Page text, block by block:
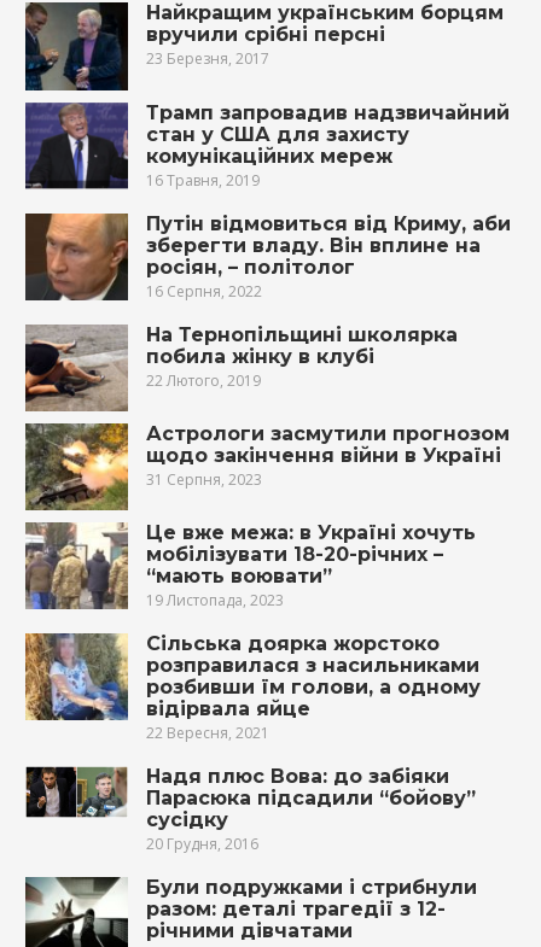
Найкращим українським борцям
вручили срібні персні
23 Березня, 2017
Трамп запровадив надзвичайний
стан у США для захисту
комунікаційних мереж
16 Травня, 2019
Путін відмовиться від Криму, аби
зберегти владу. Він вплине на
росіян, – політолог
16 Серпня, 2022
На Тернопільщині школярка
побила жінку в клубі
22 Лютого, 2019
Астрологи засмутили прогнозом
щодо закінчення війни в Україні
31 Серпня, 2023
Це вже межа: в Україні хочуть
мобілізувати 18-20-річних –
“мають воювати”
19 Листопада, 2023
Сільська доярка жорстоко
розправилася з насильниками
розбивши їм голови, а одному
відірвала яйце
22 Вересня, 2021
Надя плюс Вова: до забіяки
Парасюка підсадили “бойову”
сусідку
20 Грудня, 2016
Були подружками і стрибнули
разом: деталі трагедії з 12-
річними дівчатами